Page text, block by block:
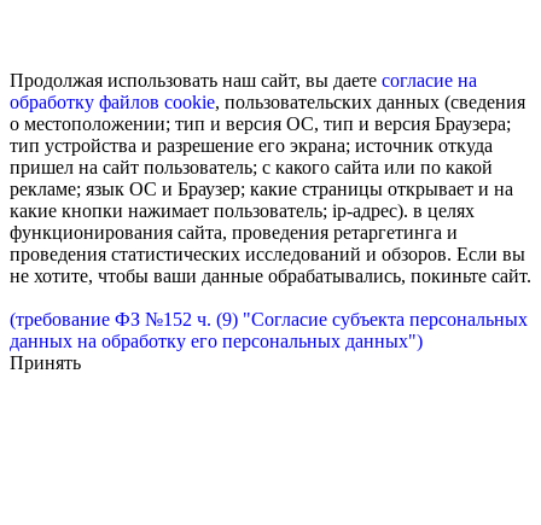
Продолжая использовать наш сайт, вы даете согласие на
обработку файлов cookie, пользовательских данных (сведения
о местоположении; тип и версия ОС, тип и версия Браузера;
тип устройства и разрешение его экрана; источник откуда
пришел на сайт пользователь; с какого сайта или по какой
рекламе; язык ОС и Браузер; какие страницы открывает и на
какие кнопки нажимает пользователь; ip-адрес). в целях
функционирования сайта, проведения ретаргетинга и
проведения статистических исследований и обзоров. Если вы
не хотите, чтобы ваши данные обрабатывались, покиньте сайт.
(требование ФЗ №152 ч. (9) "Согласие субъекта персональных
данных на обработку его персональных данных")
Принять